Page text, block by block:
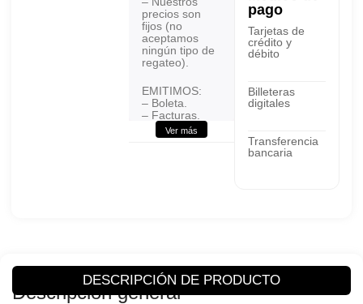
precios son
fijos (no
aceptamos
ningún tipo de
regateo).
EMITIMOS:
– Boleta.
– Facturas.
Ver más
pago
Tarjetas de
crédito y
débito
Billeteras
digitales
Transferencia
bancaria
DESCRIPCIÓN DE PRODUCTO
Descripción general